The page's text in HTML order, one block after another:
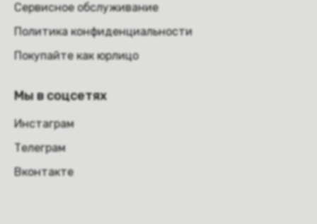
Сервисное обслуживание
Политика конфиденциальности
Покупайте как юрлицо
Мы в соцсетях
Инстаграм
Телеграм
Вконтакте